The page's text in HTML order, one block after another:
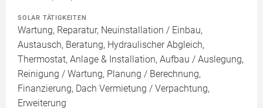
SOLAR TÄTIGKEITEN
Wartung, Reparatur, Neuinstallation / Einbau,
Austausch, Beratung, Hydraulischer Abgleich,
Thermostat, Anlage & Installation, Aufbau / Auslegung,
Reinigung / Wartung, Planung / Berechnung,
Finanzierung, Dach Vermietung / Verpachtung,
Erweiterung